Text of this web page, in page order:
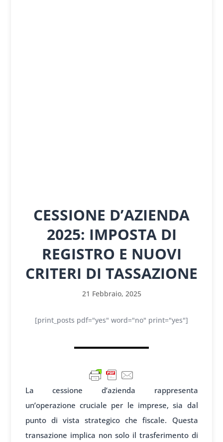
CESSIONE D’AZIENDA
2025: IMPOSTA DI
REGISTRO E NUOVI
CRITERI DI TASSAZIONE
21 Febbraio, 2025
[print_posts pdf="yes" word="no" print="yes"]
La cessione d’azienda rappresenta
un’operazione cruciale per le imprese, sia dal
punto di vista strategico che fiscale. Questa
transazione implica non solo il trasferimento di